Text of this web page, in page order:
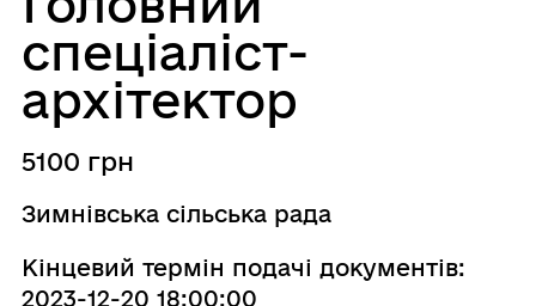
спеціаліст-
архітектор
5100 грн
Зимнівська сільська рада
Кінцевий термін подачі документів:
2023-12-20 18:00:00